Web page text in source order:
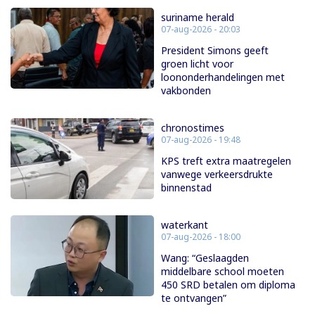
suriname herald
07-aug-2026 - 20:03
President Simons geeft
groen licht voor
loononderhandelingen met
vakbonden
chronostimes
07-aug-2026 - 19:48
KPS treft extra maatregelen
vanwege verkeersdrukte
binnenstad
waterkant
07-aug-2026 - 18:00
Wang: “Geslaagden
middelbare school moeten
450 SRD betalen om diploma
te ontvangen”